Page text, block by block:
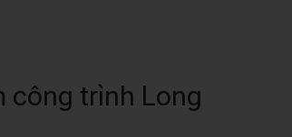
công trình Long